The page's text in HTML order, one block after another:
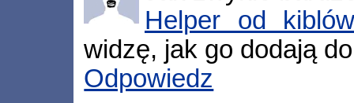
Helper od
widzę, jak go dodają
Odpowiedz